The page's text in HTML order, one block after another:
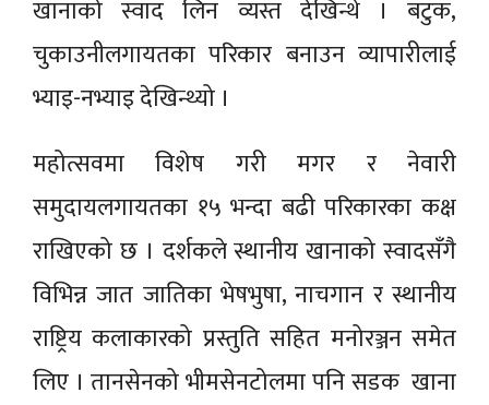
खानाको स्वाद लिन व्यस्त देखिन्थे । बटुक,
चुकाउनीलगायतका परिकार बनाउन व्यापारीलाई
भ्याइ-नभ्याइ देखिन्थ्यो ।
महोत्सवमा विशेष गरी मगर र नेवारी
समुदायलगायतका १५ भन्दा बढी परिकारका कक्ष
राखिएको छ । दर्शकले स्थानीय खानाको स्वादसँगै
विभिन्न जात जातिका भेषभुषा, नाचगान र स्थानीय
राष्ट्रिय कलाकारको प्रस्तुति सहित मनोरञ्जन समेत
लिए । तानसेनको भीमसेनटोलमा पनि सडक खाना